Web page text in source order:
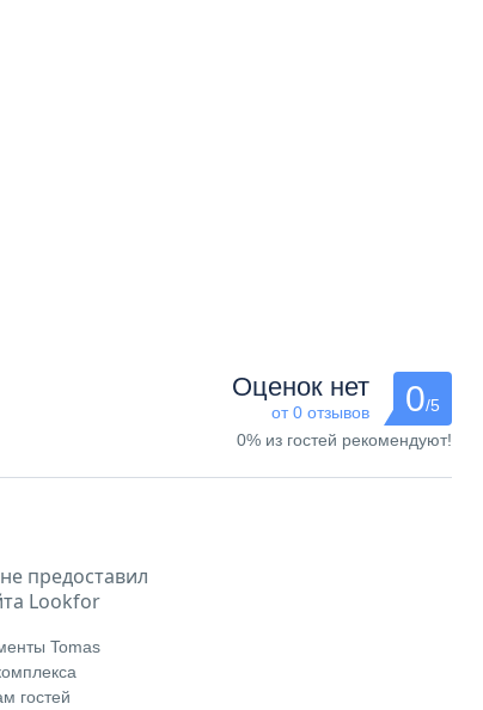
Оценок нет
от 0 отзывов 0/5
0% из гостей рекомендуют!
предоставил
Lookfor
Tomas
гостей